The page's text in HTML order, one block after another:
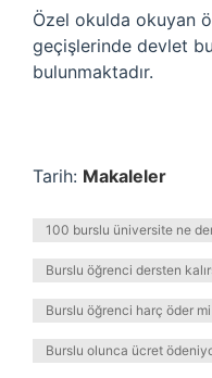
Özel okulda okuyan
geçişlerinde devlet
bulunmaktadır.
Tarih: Makaleler
100 burslu üniversite ne
Burslu öğrenci dersten
Burslu öğrenci harç öder mi
Burslu olunca ücret